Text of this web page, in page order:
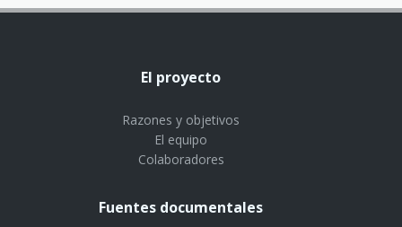
El proyecto
Razones y objetivos
El equipo
Colaboradores
Fuentes documentales